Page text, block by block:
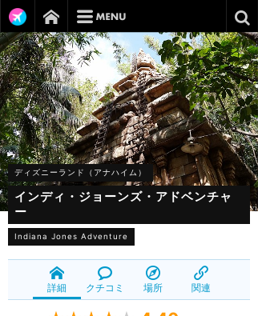
ディズニーランド（アナハイム）
インディ・ジョーンズ・アドベンチャ
ー
Indiana Jones Adventure
詳細 クチコミ 場所 関連